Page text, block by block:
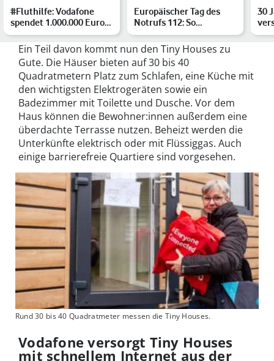
#Fluthilfe: Vodafone
spendet 1.000.000 Euro
für Betroffene des Ho…
Europäischer Tag des
Notrufs 112: So
unterstützen Dich
Mobilfunk-…
30
Ein Teil davon kommt nun den Tiny Houses zu
Gute. Die Häuser bieten auf 30 bis 40
Quadratmetern Platz zum Schlafen, eine Küche mit
den wichtigsten Elektrogeräten sowie ein
Badezimmer mit Toilette und Dusche. Vor dem
Haus können die Bewohner:innen außerdem eine
überdachte Terrasse nutzen. Beheizt werden die
Unterkünfte elektrisch oder mit Flüssiggas. Auch
einige barrierefreie Quartiere sind vorgesehen.
Rund 30 bis 40 Quadratmeter messen die Tiny Houses.
Vodafone versorgt Tiny Houses
mit schnellem Internet aus der